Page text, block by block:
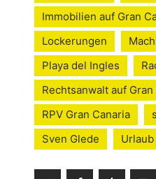
Immobilien auf Gran
Lockerungen
Playa del Ingles
Rechtsanwalt auf Gran
RPV Gran Canaria
Sven Glede
Urlaub